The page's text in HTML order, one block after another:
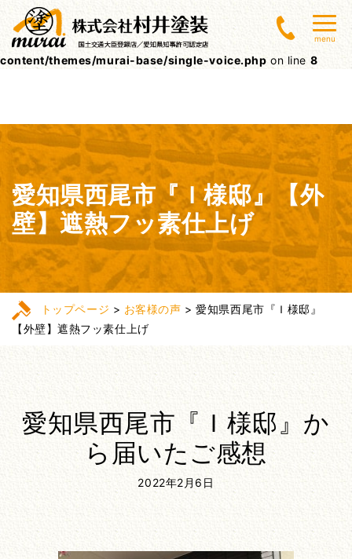
Warning: Undefined array key 0 in
/home/lctxs37/muraitoso.jp/public_html/wpcms/wp-
content/themes/murai-base/single-voice.php on line 8
menu
愛知県西尾市『Ｉ様邸』【外
壁】遮熱フッ素仕上げ
トップページ > お客様の声 >愛知県西尾市『Ｉ様邸』
【外壁】遮熱フッ素仕上げ
愛知県西尾市『Ｉ様邸』か
ら届いたご感想
2022年2月6日